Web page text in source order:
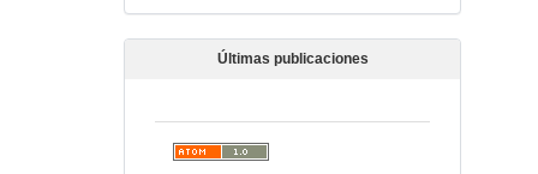
Últimas publicaciones